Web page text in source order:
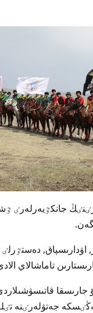
جانكٷيەرلەرٸ
اۋدارىسپاق,
تاماشالاي
جارىسقا
جەتۋلەرٸنە